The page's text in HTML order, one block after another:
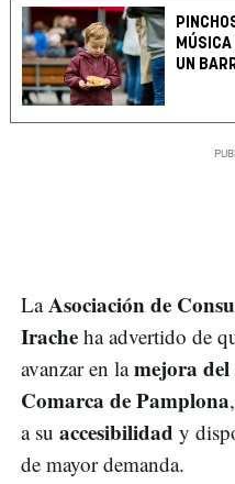
MÚSICA
UN
LaAsociación de
Irache ha advertido de
avanzar en lamejora
Comarca de Pamplona
a su accesibilidad y
de mayor demanda.